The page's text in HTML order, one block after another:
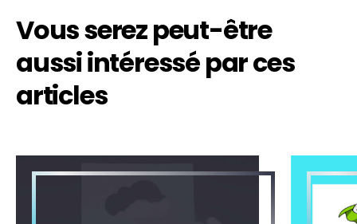
Vous serez peut-être
aussi intéressé par ces
articles